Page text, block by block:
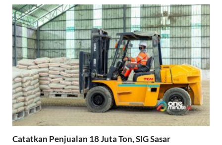
Catatkan Penjualan 18 Juta Ton, SIG Sasar